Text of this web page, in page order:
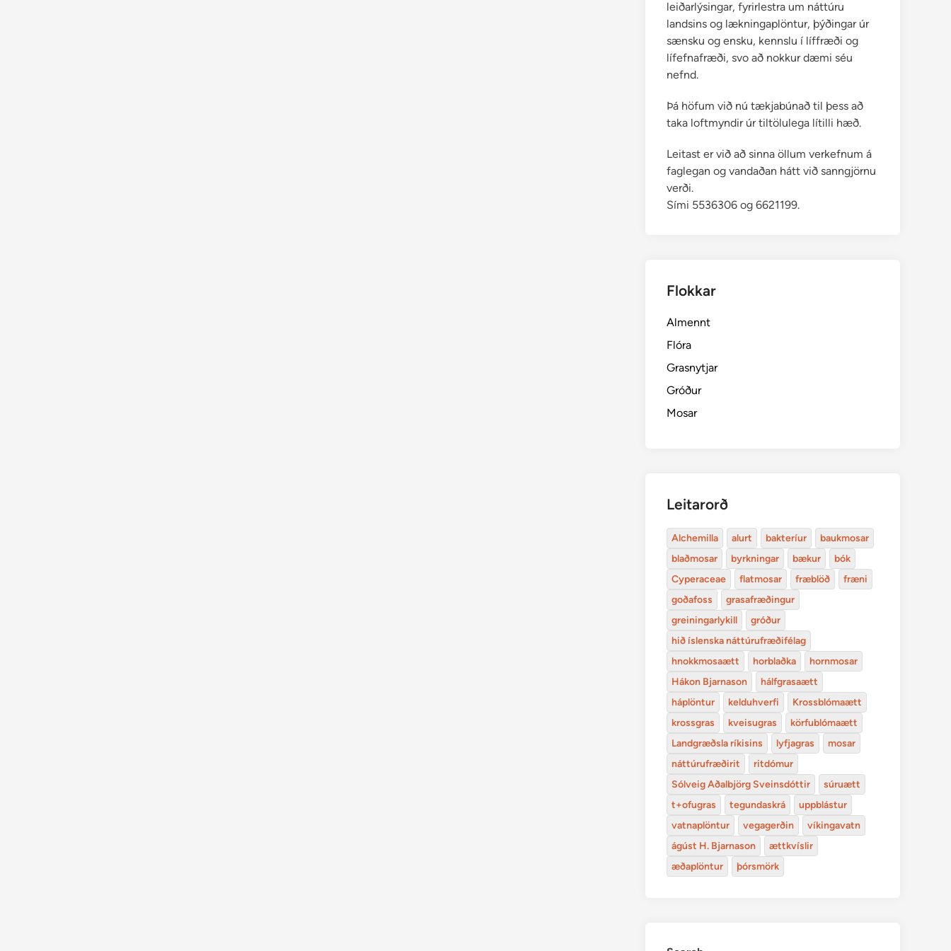
leiðarlýsingar, fyrirlestra um náttúru
landsins og lækningaplöntur, þýðingar úr
sænsku og ensku, kennslu í líffræði og
lífefnafræði, svo að nokkur dæmi séu
nefnd.
Þá höfum við nú tækjabúnað til þess að
taka loftmyndir úr tiltölulega lítilli hæð.
Leitast er við að sinna öllum verkefnum á
faglegan og vandaðan hátt við sanngjörnu
verði.
Sími 5536306 og 6621199.
Flokkar
Almennt
Flóra
Grasnytjar
Gróður
Mosar
Leitarorð
Alchemilla alurt bakteríur
baukmosar
blaðmosar
byrkningar bækur
bók
Cyperaceae
flatmosar fræblöð
fræni
goðafoss
grasafræðingur
greiningarlykill
gróður
hið íslenska náttúrufræðifélag
hnokkmosaætt
horblaðka
hornmosar
Hákon Bjarnason
hálfgrasaætt
háplöntur
kelduhverfi
Krossblómaætt
krossgras
kveisugras
körfublómaætt
Landgræðsla ríkisins
lyfjagras
mosar
náttúrufræðirit
ritdómur
Sólveig Aðalbjörg Sveinsdóttir
súruætt
t+ofugras
tegundaskrá
uppblástur
vatnaplöntur
vegagerðin
víkingavatn
ágúst H. Bjarnason
ættkvíslir
æðaplöntur
þórsmörk